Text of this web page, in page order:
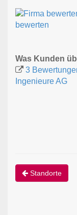
bewerten
Was Kunden
3
Ingenieure AG
Standorte